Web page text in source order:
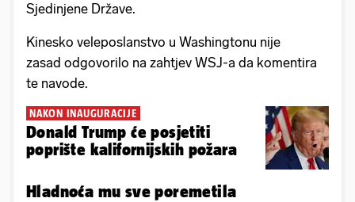
Sjedinjene Države.
Kinesko veleposlanstvo u Washingtonu nije
zasad odgovorilo na zahtjev WSJ-a da komentira
te navode.
NAKON INAUGURACIJE
Donald Trump će posjetiti
poprište kalifornijskih požara
Hladnoća mu sve poremetila